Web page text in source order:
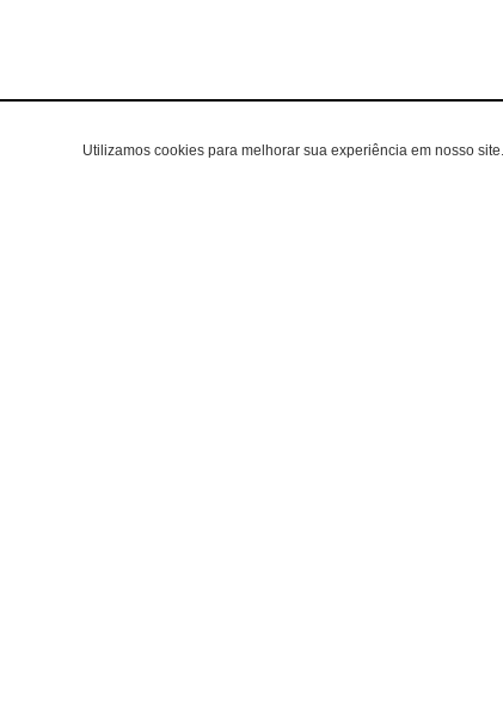
Utilizamos cookies para melhorar sua experiência em nosso